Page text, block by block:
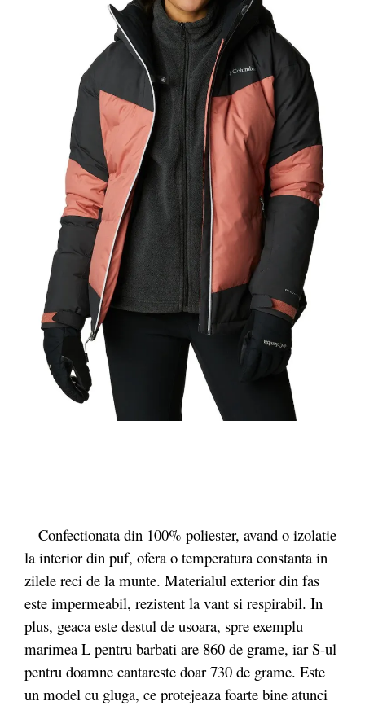
Confectionata din 100% poliester, avand o izolatie
la interior din puf, ofera o temperatura constanta in
zilele reci de la munte. Materialul exterior din fas
este impermeabil, rezistent la vant si respirabil. In
plus, geaca este destul de usoara, spre exemplu
marimea L pentru barbati are 860 de grame, iar S-ul
pentru doamne cantareste doar 730 de grame. Este
un model cu gluga, ce protejeaza foarte bine atunci